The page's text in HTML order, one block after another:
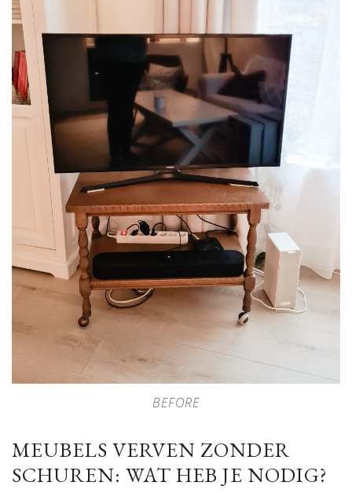
BEFORE
MEUBELS VERVEN ZONDER
SCHUREN: WAT HEB JE NODIG?